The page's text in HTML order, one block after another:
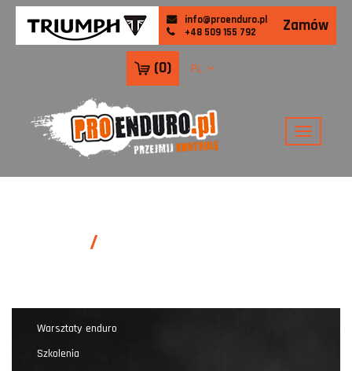
info@proenduro.pl
+48 509 155 792
Zamów
(0) PL
Warsztaty enduro
Szkolenia